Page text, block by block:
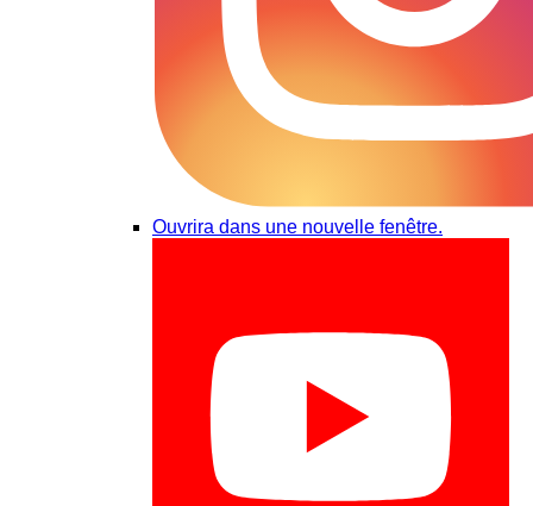
Ouvrira dans une nouvelle fenêtre.